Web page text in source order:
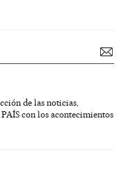
de las noticias,
con los acontecimientos